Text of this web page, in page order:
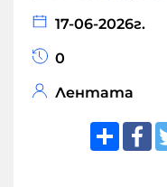
17-06-2026г.
0
Лентата
Share